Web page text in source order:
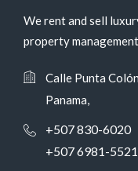
We rent and sell
property
Calle Punta
Panama,
+507 830-6020
+507 6981-5521